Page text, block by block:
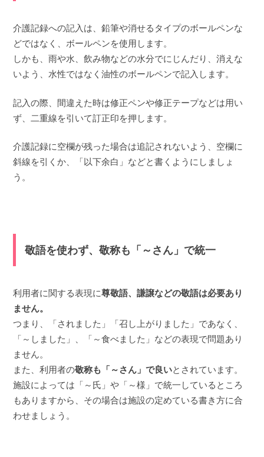
介護記録への記入は、鉛筆や消せるタイプのボールペンな
どではなく、ボールペンを使用します。
しかも、雨や水、飲み物などの水分でにじんだり、消えな
いよう、水性ではなく油性のボールペンで記入します。
記入の際、間違えた時は修正ペンや修正テープなどは用い
ず、二重線を引いて訂正印を押します。
介護記録に空欄が残った場合は追記されないよう、空欄に
斜線を引くか、「以下余白」などと書くようにしましょ
う。
敬語を使わず、敬称も「～さん」で統一
利用者に関する表現に尊敬語、謙譲などの敬語は必要あり
ません。
つまり、「されました」「召し上がりました」であなく、
「～しました」、「～食べました」などの表現で問題あり
ません。
また、利用者の敬称も「～さん」で良いとされています。
施設によっては「～氏」や「～様」で統一しているところ
もありますから、その場合は施設の定めている書き方に合
わせましょう。